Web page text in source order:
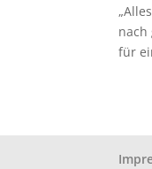
nach
für